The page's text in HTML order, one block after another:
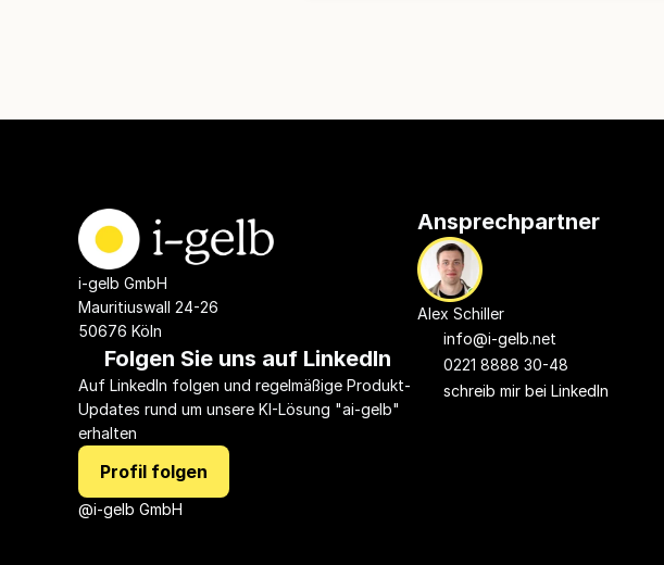
i-gelb GmbH
Mauritiuswall 24-26
50676 Köln
Folgen Sie uns auf LinkedIn
Auf LinkedIn folgen und regelmäßige Produkt-
Updates rund um unsere KI-Lösung "ai-gelb"
erhalten
Profil folgen
Ansprechpartner
Alex Schiller
info@i-gelb.net
0221 8888 30-48
schreib mir bei LinkedIn
@i-gelb GmbH